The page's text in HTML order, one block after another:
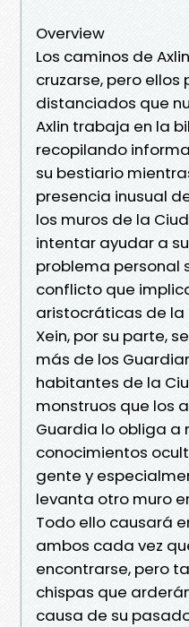
Overview
Los caminos de
cruzarse, pero
distanciados que
Axlin trabaja en la
recopilando
su bestiario
presencia inusual
los muros de la
intentar ayudar a
problema personal
conflicto que
aristocráticas de la
Xein, por su parte,
más de los
habitantes de la
monstruos que los
Guardia lo obliga a
conocimientos
gente y
levanta otro muro
Todo ello causará
ambos cada vez
encontrarse, pero
chispas que
causa de su